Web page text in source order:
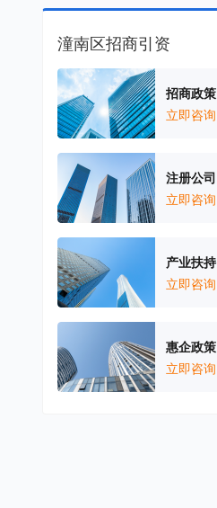
潼南区招商引资
招商政策
立即咨询
注册公司
立即咨询
产业扶持
立即咨询
惠企政策
立即咨询